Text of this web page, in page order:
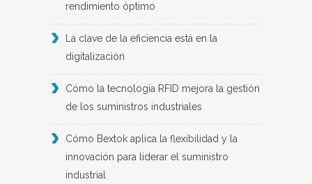
rendimiento óptimo
La clave de la eficiencia está en la
digitalización
Cómo la tecnología RFID mejora la gestión
de los suministros industriales
Cómo Bextok aplica la flexibilidad y la
innovación para liderar el suministro
industrial